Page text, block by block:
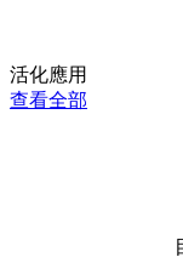
活化應用
查看全部